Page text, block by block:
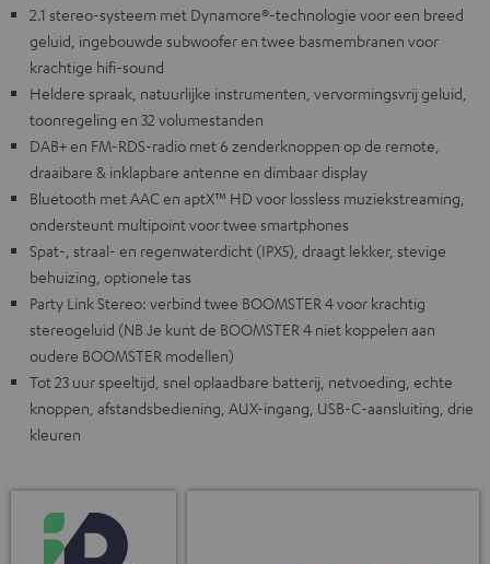
2.1 stereo-systeem met Dynamore®-technologie voor een breed
geluid, ingebouwde subwoofer en twee basmembranen voor
krachtige hifi-sound
Heldere spraak, natuurlijke instrumenten, vervormingsvrij geluid,
toonregeling en 32 volumestanden
DAB+ en FM-RDS-radio met 6 zenderknoppen op de remote,
draaibare & inklapbare antenne en dimbaar display
Bluetooth met AAC en aptX™ HD voor lossless muziekstreaming,
ondersteunt multipoint voor twee smartphones
Spat-, straal- en regenwaterdicht (IPX5), draagt lekker, stevige
behuizing, optionele tas
Party Link Stereo: verbind twee BOOMSTER 4 voor krachtig
stereogeluid (NB Je kunt de BOOMSTER 4 niet koppelen aan
oudere BOOMSTER modellen)
Tot 23 uur speeltijd, snel oplaadbare batterij, netvoeding, echte
knoppen, afstandsbediening, AUX-ingang, USB-C-aansluiting, drie
kleuren